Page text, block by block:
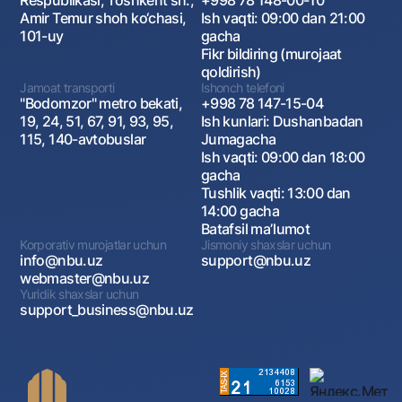
Amir Temur shoh ko‘chasi,
101-uy
Ish vaqti: 09:00 dan 21:00
gacha
Fikr bildiring (murojaat
qoldirish)
Jamoat transporti
"Bodomzor" metro bekati,
19, 24, 51, 67, 91, 93, 95,
115, 140-avtobuslar
Ishonch telefoni
+998 78 147-15-04
Ish kunlari: Dushanbadan
Jumagacha
Ish vaqti: 09:00 dan 18:00
gacha
Tushlik vaqti: 13:00 dan
14:00 gacha
Batafsil maʼlumot
Korporativ murojatlar uchun
info@nbu.uz
webmaster@nbu.uz
Jismoniy shaxslar uchun
support@nbu.uz
Yuridik shaxslar uchun
support_business@nbu.uz